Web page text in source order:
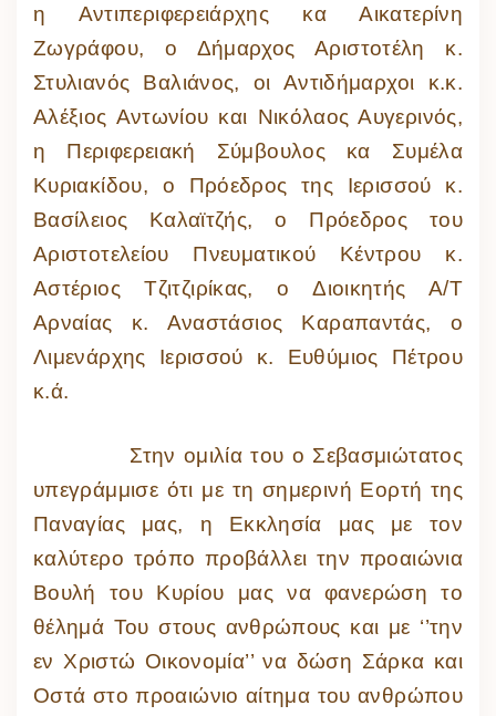
η Αντιπεριφερειάρχης κα Αικατερίνη
Ζωγράφου, ο Δήμαρχος Αριστοτέλη κ.
Στυλιανός Βαλιάνος, οι Αντιδήμαρχοι κ.κ.
Αλέξιος Αντωνίου και Νικόλαος Αυγερινός,
η Περιφερειακή Σύμβουλος κα Συμέλα
Κυριακίδου, ο Πρόεδρος της Ιερισσού κ.
Βασίλειος Καλαϊτζής, ο Πρόεδρος του
Αριστοτελείου Πνευματικού Κέντρου κ.
Αστέριος Τζιτζιρίκας, ο Διοικητής Α/Τ
Αρναίας κ. Αναστάσιος Καραπαντάς, ο
Λιμενάρχης Ιερισσού κ. Ευθύμιος Πέτρου
κ.ά.
Στην ομιλία του ο Σεβασμιώτατος
υπεγράμμισε ότι με τη σημερινή Εορτή της
Παναγίας μας, η Εκκλησία μας με τον
καλύτερο τρόπο προβάλλει την προαιώνια
Βουλή του Κυρίου μας να φανερώση το
θέλημά Του στους ανθρώπους και με ‘’την
εν Χριστώ Οικονομία’’ να δώση Σάρκα και
Οστά στο προαιώνιο αίτημα του ανθρώπου